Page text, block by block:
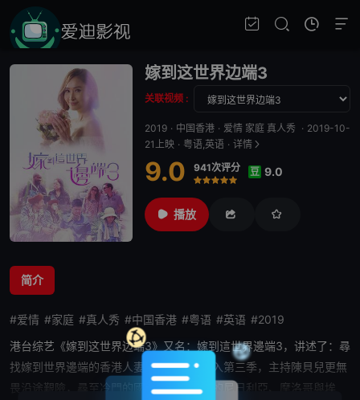
嫁到这世界边端3
关联视频 :
2019 · 中国香港 · 爱情 家庭 真人秀 · 2019-10-
21上映 · 粤语,英语 · 详情
9.0 941次评分
很差
较差
还行推荐力荐
豆 9.0
播放
简介
#爱情 #家庭 #真人秀 #中国香港 #粤语 #英语 #2019
港台综艺《嫁到这世界边端3》又名：嫁到這世界邊端3，讲述了：尋
找嫁到世界邊端的香港人妻故事，旅程踏入第三季，主持陳貝兒更無
畏沿途艱險，尋至冷門的國度，包括非洲的尼日利亞、摩洛哥與埃